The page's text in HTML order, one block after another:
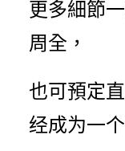
更多細節
周全，
也可預定
经成为一